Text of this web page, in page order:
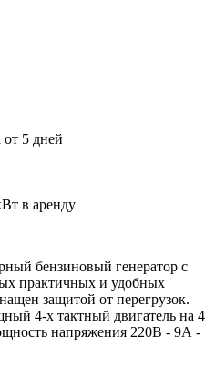
5 дней
бензиновый генератор с
практичных и удобных
защитой от перегрузок.
4-х тактный двигатель на 4
напряжения 220В - 9А -